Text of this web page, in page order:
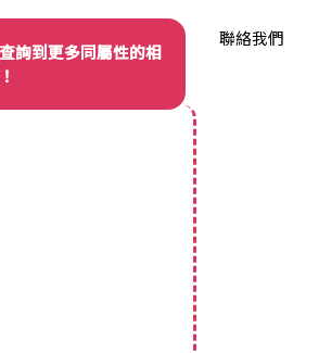
聯絡我們
詢到更多同屬性的相